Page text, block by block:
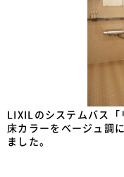
LIXILのシステムバス「
床カラーをベージュ調
ました。